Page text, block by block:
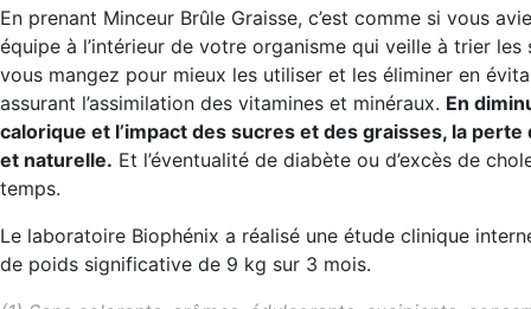
En prenant Minceur Brûle Graisse, c’est comme si vous
équipe à l’intérieur de votre organisme qui veille à trier les
vous mangez pour mieux les utiliser et les éliminer en
assurant l’assimilation des vitamines et minéraux. En
calorique et l’impact des sucres et des graisses, la
et naturelle. Et l’éventualité de diabète ou d’excès de
temps.
Le laboratoire Biophénix a réalisé une étude clinique
de poids significative de 9 kg sur 3 mois.